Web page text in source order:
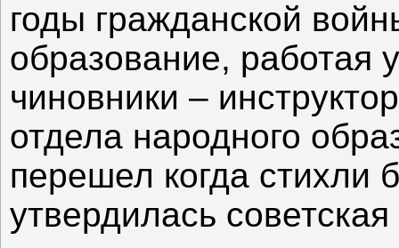
годы гражданской
образование, работая
чиновники –
отдела народного
перешел когда стихли
утвердилась советская